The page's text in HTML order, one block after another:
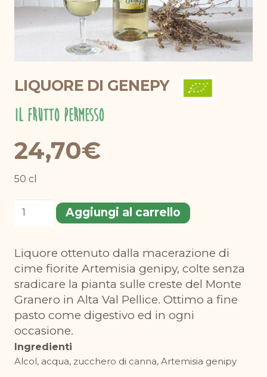
LIQUORE DI GENEPY
Il Frutto Permesso
24,70€
50 cl
Liquore
quantità
Aggiungi al carrello
Liquore ottenuto dalla macerazione di
cime fiorite Artemisia genipy, colte senza
sradicare la pianta sulle creste del Monte
Granero in Alta Val Pellice. Ottimo a fine
pasto come digestivo ed in ogni
occasione.
Ingredienti
Alcol, acqua, zucchero di canna, Artemisia genipy